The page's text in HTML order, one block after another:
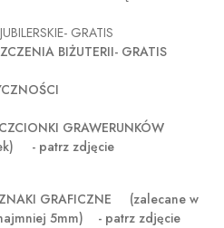
GRATIS
BIŻUTERII- GRATIS
GRAWERUNKÓW
- patrz zdjęcie
ZNAKI GRAFICZNE (zalecane w
5mm) - patrz zdjęcie